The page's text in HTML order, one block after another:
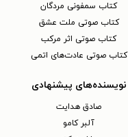
کتاب سمفونی مردگان
کتاب صوتی ملت عشق
کتاب صوتی اثر مرکب
کتاب صوتی عادت‌های اتمی
نویسنده‌های پیشنهادی
صادق هدایت
آلبر کامو